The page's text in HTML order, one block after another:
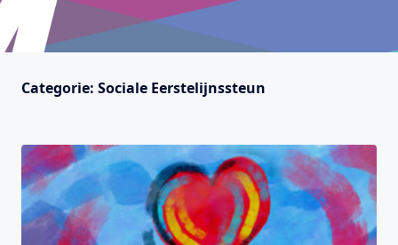
Categorie: Sociale Eerstelijnssteun